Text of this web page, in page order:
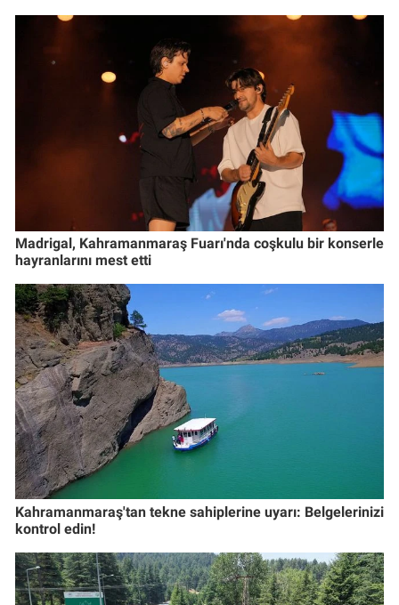
Madrigal, Kahramanmaraş Fuarı'nda coşkulu bir konserle
hayranlarını mest etti
Kahramanmaraş'tan tekne sahiplerine uyarı: Belgelerinizi
kontrol edin!